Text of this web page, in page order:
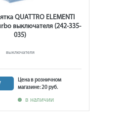
QUATTRO ELEMENTI
выключателя (242-335-
035)
выключателя
Цена в розничном
магазине: 20 руб.
в наличии